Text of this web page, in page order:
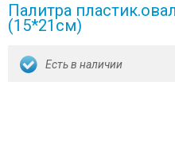
Палитра
(15*21см)
Есть в наличии